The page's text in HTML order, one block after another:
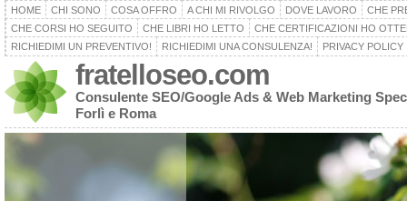
HOME CHI SONO COSA OFFRO A CHI MI RIVOLGO DOVE LAVORO
CHE
CHE CORSI HO SEGUITO
CHE LIBRI HO LETTO
CHE CERTIFICAZIONI HO
RICHIEDIMI UN PREVENTIVO!
RICHIEDIMI UNA CONSULENZA! PRIVACY POLICY
fratelloseo.com
Consulente SEO/Google Ads & Web Marketing
Forlì e Roma